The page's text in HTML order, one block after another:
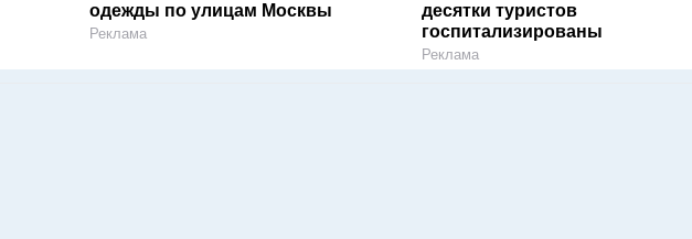
одежды по улицам Москвы
Реклама
десятки туристов
госпитализированы
Реклама